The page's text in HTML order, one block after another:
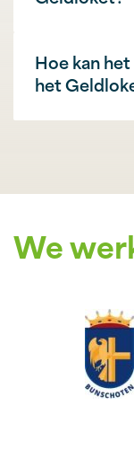
Hoe kan
het
We